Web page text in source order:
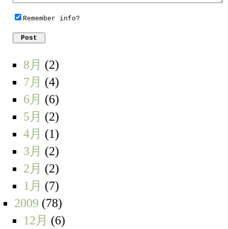
Remember info?
8月 (2)
7月 (4)
6月 (6)
5月 (2)
4月 (1)
3月 (2)
2月 (2)
1月 (7)
2009 (78)
12月 (6)